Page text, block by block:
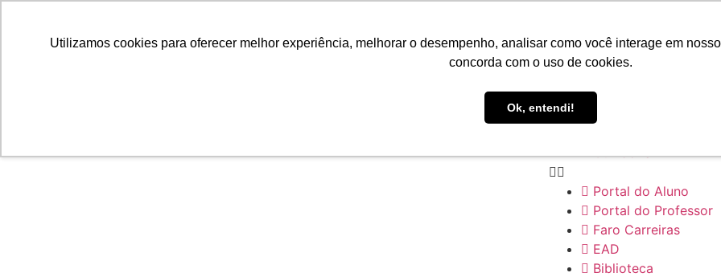
Utilizamos cookies para oferecer melhor experiência, melhorar o desempenho, analisar como você interage em
concorda com o uso de cookies.
Ok, entendi!
Portal do Professor
Faro Carreiras
Biblioteca
Ouvidoria
Portal do Aluno
Portal do Professor
Faro Carreiras
EAD
Biblioteca